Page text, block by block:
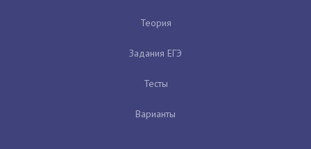
Теория
Задания ЕГЭ
Тесты
Варианты